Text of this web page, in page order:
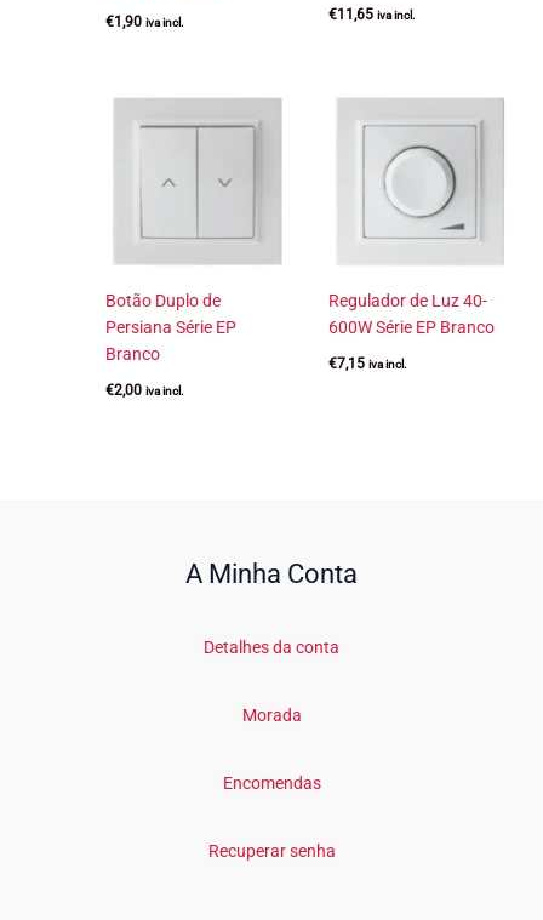
€1,90 iva incl.
€11,65 iva incl.
Botão Duplo de
Persiana Série EP
Branco
€2,00 iva incl.
Regulador de Luz 40-
600W Série EP Branco
€7,15 iva incl.
A Minha Conta
Detalhes da conta
Morada
Encomendas
Recuperar senha